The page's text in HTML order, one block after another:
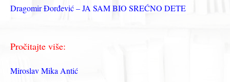
Dragomir Đorđević – JA SAM BIO SREĆNO DETE
Pročitajte više:
Miroslav Mika Antić